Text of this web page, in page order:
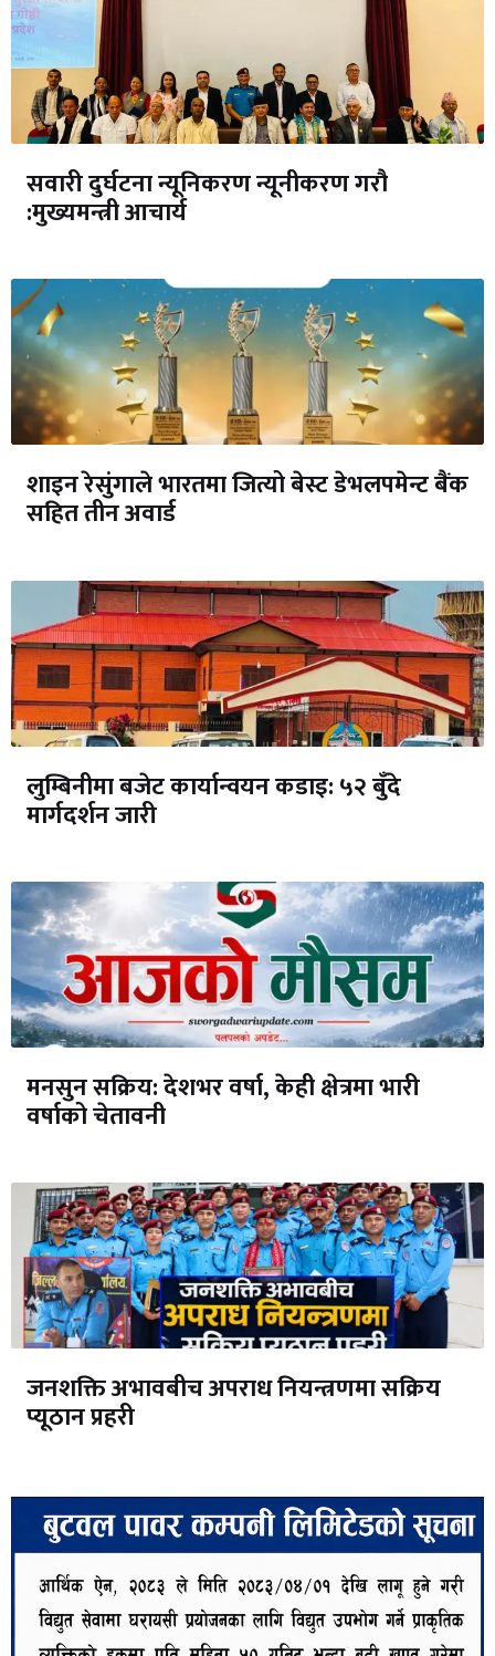
सवारी दुर्घटना न्यूनिकरण न्यूनीकरण गरौ
:मुख्यमन्त्री आचार्य
शाइन रेसुंगाले भारतमा जित्यो बेस्ट डेभलपमेन्ट बैंक
सहित तीन अवार्ड
लुम्बिनीमा बजेट कार्यान्वयन कडाइ: ५२ बुँदे
मार्गदर्शन जारी
मनसुन सक्रिय: देशभर वर्षा, केही क्षेत्रमा भारी
वर्षाको चेतावनी
जनशक्ति अभावबीच अपराध नियन्त्रणमा सक्रिय
प्यूठान प्रहरी